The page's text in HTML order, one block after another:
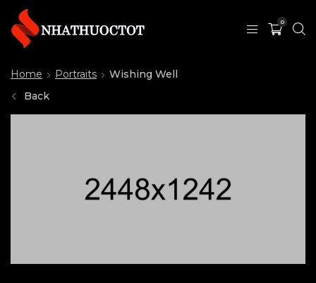
0
Home Portraits
Wishing Well
Back